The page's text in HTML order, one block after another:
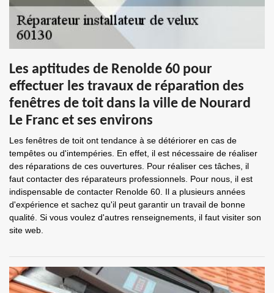
Les aptitudes de Renolde 60 pour
effectuer les travaux de réparation des
fenêtres de toit dans la ville de Nourard
Le Franc et ses environs
Les fenêtres de toit ont tendance à se détériorer en cas de
tempêtes ou d'intempéries. En effet, il est nécessaire de réaliser
des réparations de ces ouvertures. Pour réaliser ces tâches, il
faut contacter des réparateurs professionnels. Pour nous, il est
indispensable de contacter Renolde 60. Il a plusieurs années
d'expérience et sachez qu'il peut garantir un travail de bonne
qualité. Si vous voulez d'autres renseignements, il faut visiter son
site web.